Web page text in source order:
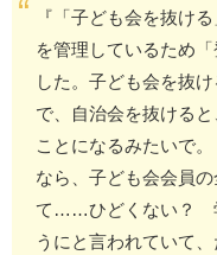
『「子ども会を抜け
を管理しているため
した。子ども会を抜
で、自治会を抜ける
ことになるみたいで
なら、子ども会会員
て……ひどくない？
うにと言われていて